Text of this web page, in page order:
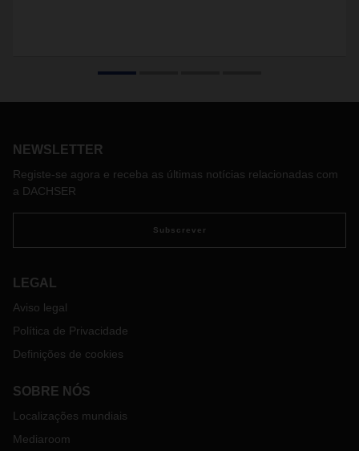
NEWSLETTER
Registe-se agora e receba as últimas notícias relacionadas com
a DACHSER
Subscrever
LEGAL
Aviso legal
Política de Privacidade
Definições de cookies
SOBRE NÓS
Localizações mundiais
Mediaroom